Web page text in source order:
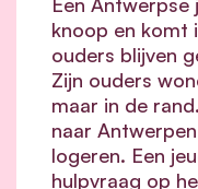
knoop en komt
ouders blijven
Zijn ouders
maar in de
naar
logeren. Een
hulpvraag op